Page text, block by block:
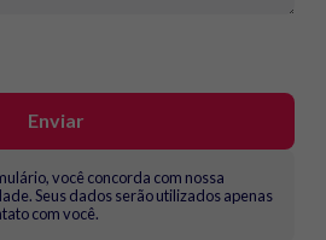
Enviar
você concorda com nossa
Seus dados serão utilizados apenas
com você.